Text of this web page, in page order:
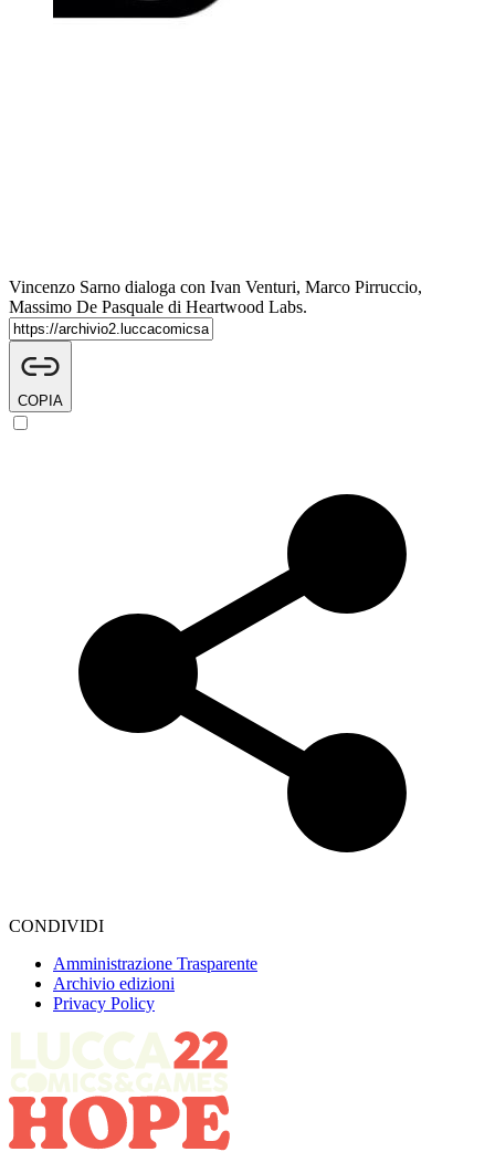
Vincenzo Sarno dialoga con Ivan Venturi, Marco Pirruccio,
Massimo De Pasquale di Heartwood Labs.
COPIA
CONDIVIDI
Amministrazione Trasparente
Archivio edizioni
Privacy Policy